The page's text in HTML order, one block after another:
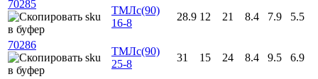
70285
ТМЛс(90)
16-8
28.9 12 21 8.4 7.9 5.5
70286
ТМЛс(90)
25-8
31 15 24 8.4 9.5 6.9